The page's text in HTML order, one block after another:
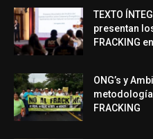
TEXTO
presentan
FRACKING
ONG’s y
metodología
FRACKING